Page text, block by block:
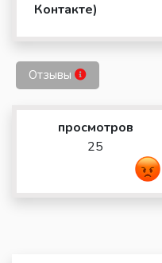
Контакте)
Отзывы
просмотров
25